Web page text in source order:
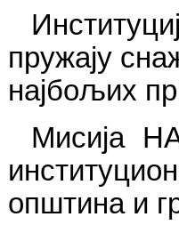
пружају
најбољих
Мисија
општина и